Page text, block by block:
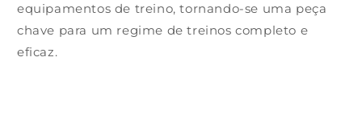
equipamentos de treino, tornando-se uma peça
chave para um regime de treinos completo e
eficaz.